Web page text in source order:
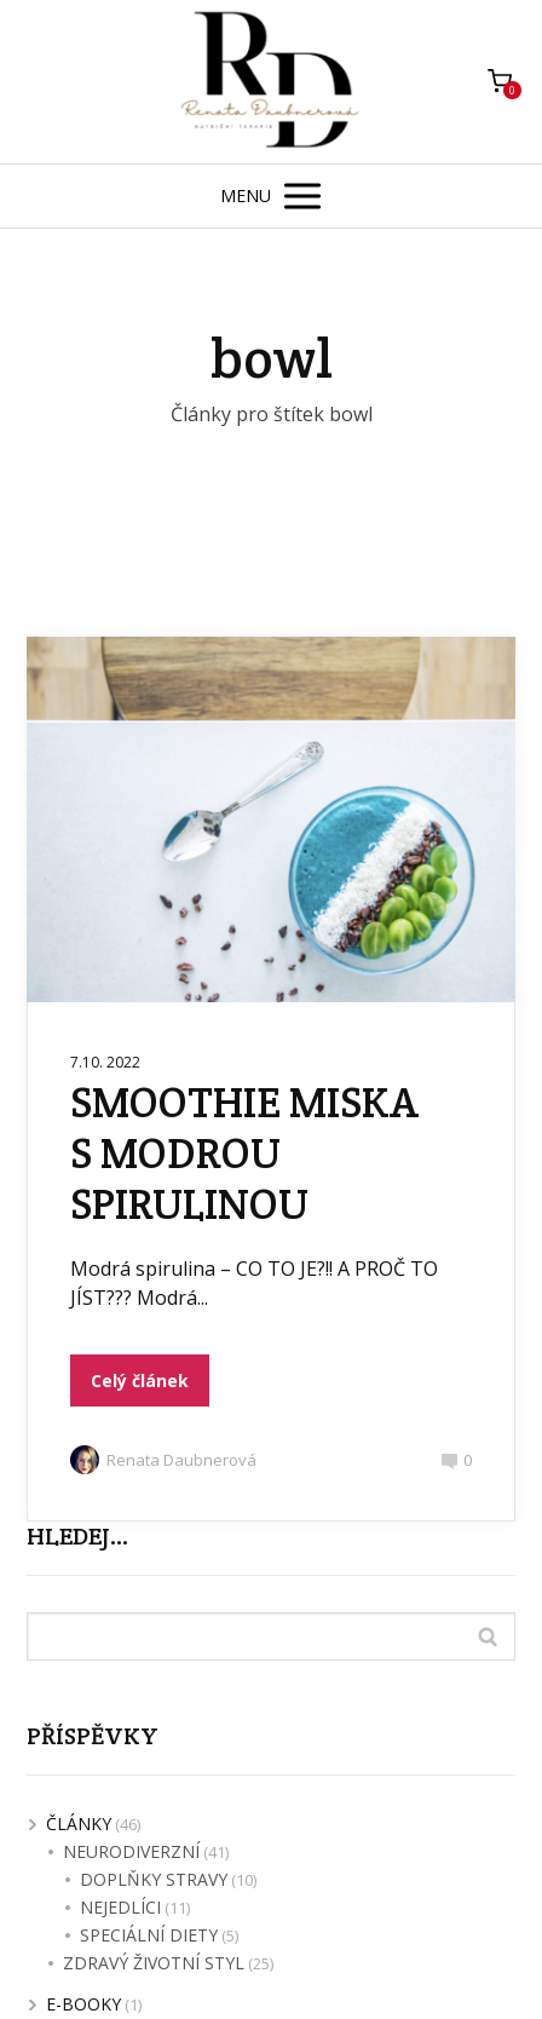
0
MENU
bowl
Články pro štítek bowl
7.10. 2022
SMOOTHIE MISKA
S MODROU
SPIRULINOU
Modrá spirulina – CO TO JE?!! A PROČ TO
JÍST??? Modrá...
Celý článek
Renata Daubnerová 0
HLEDEJ…
PŘÍSPĚVKY
ČLÁNKY(46)
NEURODIVERZNÍ (41)
DOPLŇKY STRAVY (10)
NEJEDLÍCI (11)
SPECIÁLNÍ DIETY (5)
ZDRAVÝ ŽIVOTNÍ STYL (25)
E-BOOKY(1)